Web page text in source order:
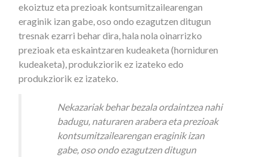
ekoiztuz eta prezioak kontsumitzailearengan
eraginik izan gabe, oso ondo ezagutzen ditugun
tresnak ezarri behar dira, hala nola oinarrizko
prezioak eta eskaintzaren kudeaketa (horniduren
kudeaketa), produkziorik ez izateko edo
produkziorik ez izateko.
Nekazariak behar bezala ordaintzea nahi
badugu, naturaren arabera eta prezioak
kontsumitzailearengan eraginik izan
gabe, oso ondo ezagutzen ditugun